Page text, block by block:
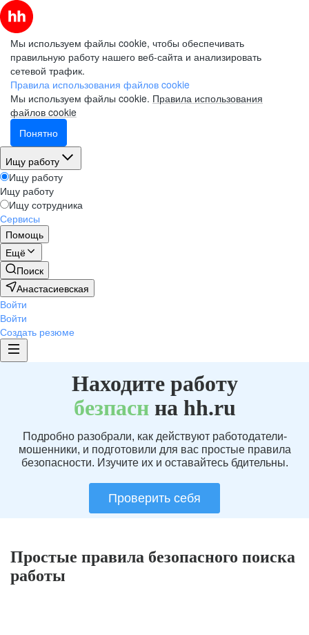
Мы используем файлы cookie, чтобы обеспечивать
правильную работу нашего веб-сайта и анализировать
сетевой трафик.
Правила использования файлов cookie
Мы используем файлы cookie. Правила использования
файлов cookie
Понятно
Ищу работу
Ищу работу
Ищу работу
Ищу сотрудника
Сервисы
Помощь
Ещё
Поиск
Анастасиевская
Войти
Войти
Создать резюме
Находите работу
безпаснна hh.ru
Подробно разобрали, как действуют работодатели-
мошенники, и подготовили для вас простые правила
безопасности. Изучите их и оставайтесь бдительны.
Проверить себя
Простые правила безопасного поиска
работы